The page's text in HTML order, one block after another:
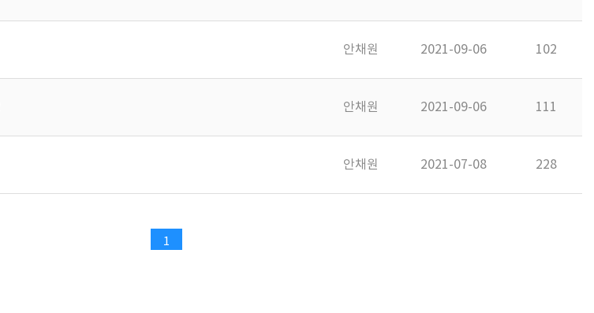
안채원 2021-09-06 102
안채원 2021-09-06 111
안채원 2021-07-08 228
1